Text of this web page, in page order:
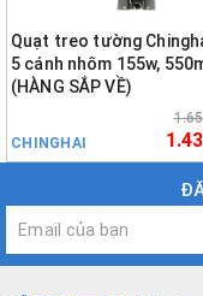
Quạt treo tường
5 cánh nhôm 155w,
(HÀNG SẮP VỀ)
CHINGHAI